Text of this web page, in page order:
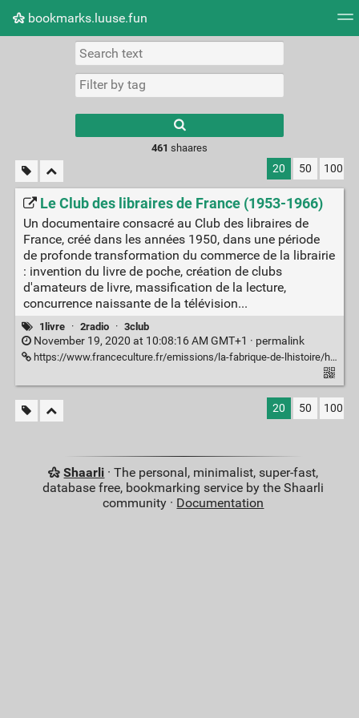
bookmarks.luuse.fun
Picture wall
results.
461 shaares
20 50 100
Le Club des libraires de France (1953-1966)
Un documentaire consacré au Club des libraires de
France, créé dans les années 1950, dans une période
de profonde transformation du commerce de la librairie
: invention du livre de poche, création de clubs
d'amateurs de livre, massification de la lecture,
concurrence naissante de la télévision...
1livre · 2radio · 3club
November 19, 2020 at 10:08:16 AM GMT+1 · permalink
https://www.franceculture.fr/emissions/la-fabrique-de-lhistoire/histoire-de-la-librairie-44
20 50 100
Shaarli · The personal, minimalist, super-fast,
database free, bookmarking service by the Shaarli
community · Documentation